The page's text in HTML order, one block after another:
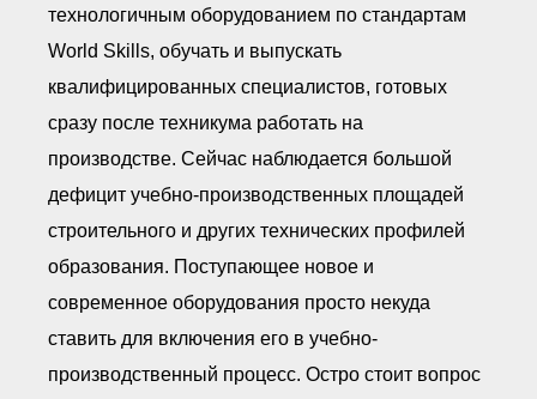
технологичным оборудованием по стандартам
World Skills, обучать и выпускать
квалифицированных специалистов, готовых
сразу после техникума работать на
производстве. Сейчас наблюдается большой
дефицит учебно-производственных площадей
строительного и других технических профилей
образования. Поступающее новое и
современное оборудования просто некуда
ставить для включения его в учебно-
производственный процесс. Остро стоит вопрос